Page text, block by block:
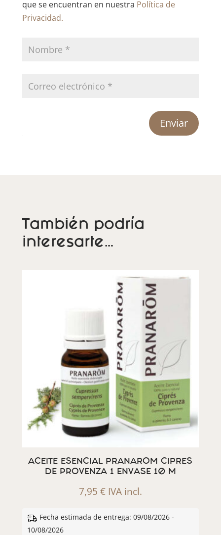
que se encuentran en nuestra Política de
Privacidad.
Enviar
También podría
interesarte…
ACEITE ESENCIAL PRANAROM CIPRES
DE PROVENZA 1 ENVASE 10 M
7,95 € IVA incl.
Fecha estimada de entrega: 09/08/2026 -
10/08/2026